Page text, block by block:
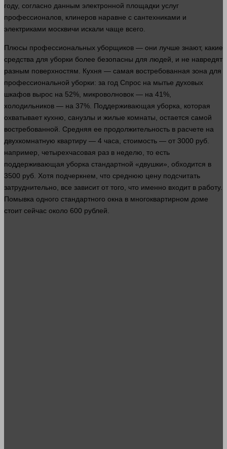
году, согласно данным электронной площадки услуг
профессионалов, клинеров наравне с сантехниками и
электриками москвичи искали чаще всего.
Плюсы профессиональных уборщиков — они лучше знают, какие
средства для уборки более безопасны для людей , и не навредят
разным поверхностям. Кухня — самая востребованная зона для
профессиональной уборки: за год Спрос на мытье духовых
шкафов вырос на 52%, микроволновок — на 41%,
холодильников — на 37%. Поддерживающая уборка, которая
охватывает кухню, санузлы и жилые комнаты, остается самой
востребованной. Средняя ее продолжительность в расчете на
двухкомнатную квартиру — 4 часа, стоимость — от 3000 руб.
например , четырехчасовая раз в неделю, то есть
поддерживающая уборка стандартной «двушки», обходится в
3500 руб. Хотя подчеркнем, что среднюю цену подсчитать
затруднительно, все зависит от того, что именно входит в работу.
Помывка одного стандартного окна в многоквартирном доме
стоит сейчас около 600 рублей